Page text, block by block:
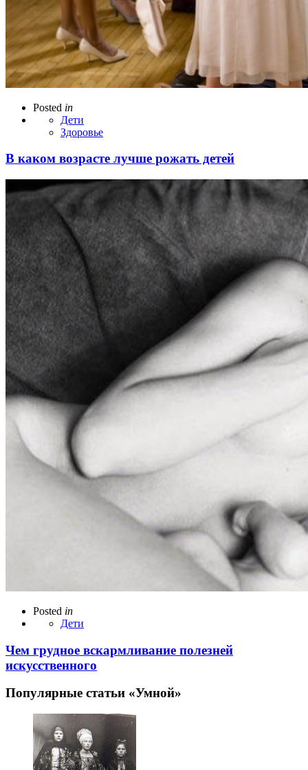
Posted in
Дети
Здоровье
В каком возрасте лучше рожать детей
Posted in
Дети
Чем грудное вскармливание полезней
искусственного
Популярные статьи «Умной»